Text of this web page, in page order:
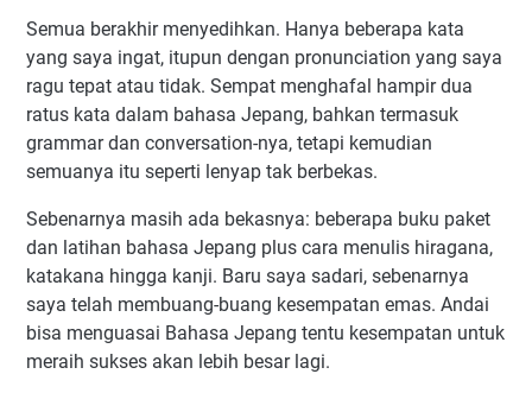
Semua berakhir menyedihkan. Hanya beberapa kata
yang saya ingat, itupun dengan pronunciation yang saya
ragu tepat atau tidak. Sempat menghafal hampir dua
ratus kata dalam bahasa Jepang, bahkan termasuk
grammar dan conversation-nya, tetapi kemudian
semuanya itu seperti lenyap tak berbekas.
Sebenarnya masih ada bekasnya: beberapa buku paket
dan latihan bahasa Jepang plus cara menulis hiragana,
katakana hingga kanji. Baru saya sadari, sebenarnya
saya telah membuang-buang kesempatan emas. Andai
bisa menguasai Bahasa Jepang tentu kesempatan untuk
meraih sukses akan lebih besar lagi.